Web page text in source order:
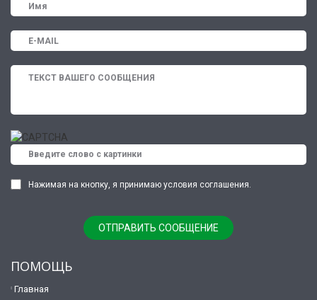
Нажимая на кнопку, я принимаю условия соглашения.
ПОМОЩЬ
Главная